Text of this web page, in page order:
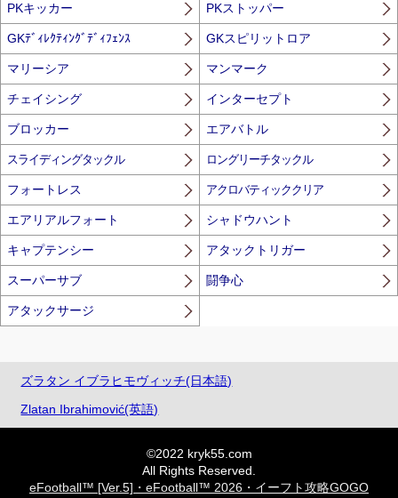
PKキッカー PKストッパー
GKﾃﾞｨﾚｸﾃｨﾝｸﾞﾃﾞｨﾌｪﾝｽ GKスピリットロア
マリーシア マンマーク
チェイシング インターセプト
ブロッカー エアバトル
スライディングタックル ロングリーチタックル
フォートレス アクロバティッククリア
エアリアルフォート シャドウハント
キャプテンシー アタックトリガー
スーパーサブ 闘争心
アタックサージ
ズラタン イブラヒモヴィッチ(日本語)
Zlatan Ibrahimović(英語)
©2022 kryk55.com
All Rights Reserved.
eFootball™ [Ver.5]・eFootball™ 2026・イーフト攻略GOGO